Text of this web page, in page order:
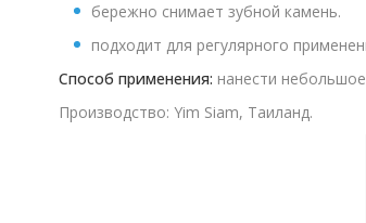
бережно снимает зубной камень.
подходит для регулярного
Способ применения: нанести
Производство: Yim Siam, Таиланд.